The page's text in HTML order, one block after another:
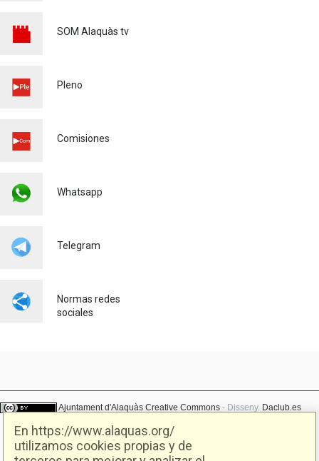
En https://www.alaquas.org/
utilizamos cookies propias y de
LAS PALMERAS
El AYUNTAMIENTO DE
LABORALES JUNTO CON
TODO UN ÉXITO LOS
POR EL DEPARTAMENTO DE
SOM Alaquàs tv
Pleno
Comisiones
Whatsapp
Telegram
Normas redes
sociales
Ajuntament d'Alaquàs Creative Commons - Disseny. Daclub.es
Ajuntament d'Alaquàs.